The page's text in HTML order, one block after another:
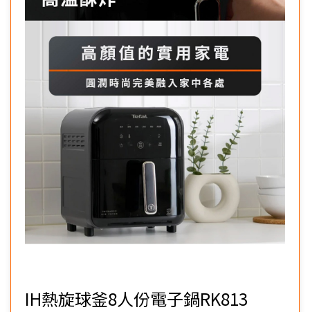
IH熱旋球釜8人份電子鍋RK813